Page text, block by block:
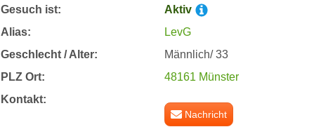
Gesuch ist:
Aktiv
Alias:
LevG
Geschlecht / Alter:
Männlich/ 33
PLZ Ort:
48161 Münster
Kontakt:
Nachricht